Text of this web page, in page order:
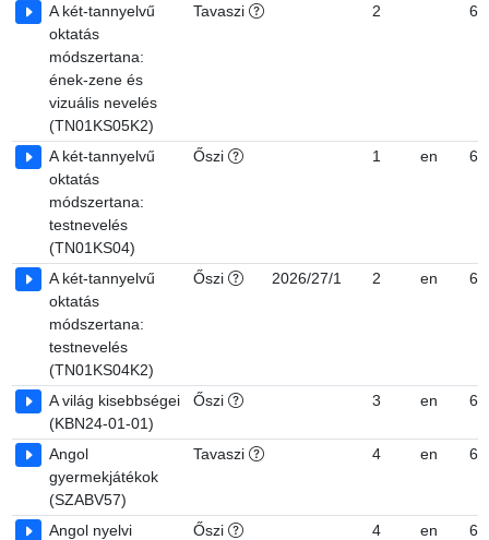
A két-tannyelvű
oktatás
módszertana:
ének-zene és
vizuális nevelés
(TN01KS05K2)
Tavaszi 2 6,
A két-tannyelvű
oktatás
módszertana:
testnevelés
(TN01KS04)
Őszi 1 en 6,
A két-tannyelvű
oktatás
módszertana:
testnevelés
(TN01KS04K2)
Őszi 2026/27/1 2 en 6,
A világ kisebbségei
(KBN24-01-01)
Őszi 3 en 6,
Angol
gyermekjátékok
(SZABV57)
Tavaszi 4 en 6
Angol nyelvi
Őszi 4 en 6,